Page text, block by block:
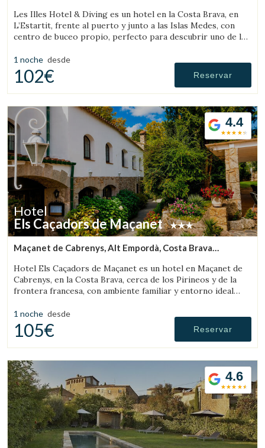
Les Illes Hotel & Diving es un hotel en la Costa Brava, en
L’Estartit, frente al puerto y junto a las Islas Medes, con
centro de buceo propio, perfecto para descubrir uno de los
1 noche desde
102€ Reservar
4.4
Hotel
Els Caçadors de Maçanet
Maçanet de Cabrenys, Alt Empordà, Costa Brava
Hotel Els Caçadors de Maçanet es un hotel en Maçanet de
Cabrenys, en la Costa Brava, cerca de los Pirineos y de la
frontera francesa, con ambiente familiar y entorno ideal
1 noche desde
105€ Reservar
4.6